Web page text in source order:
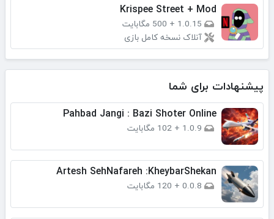
Krispee Street + Mod
1.0.15
+ 500 مگابایت
آنلاک نسخه کامل بازی
پیشنهادات برای شما
Pahbad Jangi : Bazi Shoter Online
1.0.9
+ 102 مگابایت
Artesh SehNafareh :KheybarShekan
0.0.8
+ 120 مگابایت